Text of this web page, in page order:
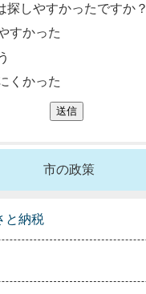
探しやすかったですか？
すかった
くかった
市の政策
と納税